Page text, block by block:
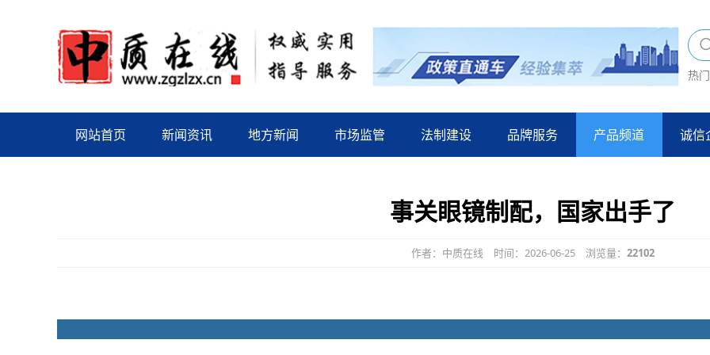
热
网站首页 新闻资讯 地方新闻 市场监管 法制建设 品牌服务 产品频道 诚信
事关眼镜制配，国家出手了
作者：中质在线 时间：2026-06-25 浏览量： 22102